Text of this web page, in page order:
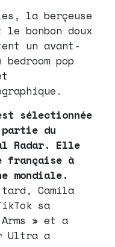
la berçeuse
bonbon doux
un avant-
pop
sélectionnée
du
Radar. Elle
française à
mondiale.
tard, Camila
sa
Arms » et a
Ultra a